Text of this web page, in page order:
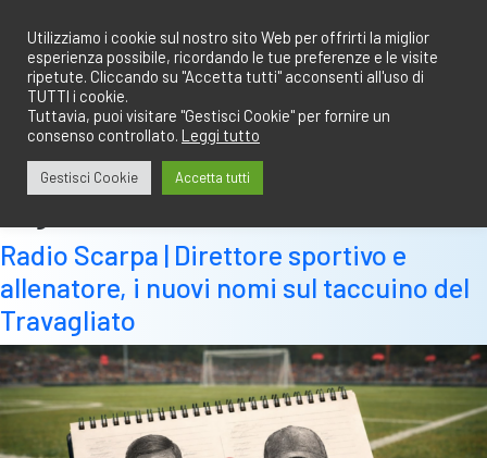
contenuto
Radio Scarpa | Direttore sportivo e
allenatore, i nuovi nomi sul taccuino del
Travagliato
Utilizziamo i cookie sul nostro sito Web per offrirti la miglior
esperienza possibile, ricordando le tue preferenze e le visite
ripetute. Cliccando su "Accetta tutti" acconsenti all'uso di
TUTTI i cookie.
Tuttavia, puoi visitare "Gestisci Cookie" per fornire un
consenso controllato. Leggi tutto
Gestisci Cookie Accetta tutti